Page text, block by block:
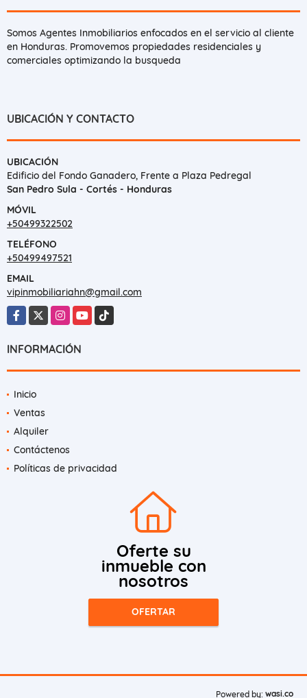
Somos Agentes Inmobiliarios enfocados en el servicio al cliente
en Honduras. Promovemos propiedades residenciales y
comerciales optimizando la busqueda
UBICACIÓN Y CONTACTO
UBICACIÓN
Edificio del Fondo Ganadero, Frente a Plaza Pedregal
San Pedro Sula - Cortés - Honduras
MÓVIL
+50499322502
TELÉFONO
+50499497521
EMAIL
vipinmobiliariahn@gmail.com
Facebook
X InstagramYouTubeTikTok
INFORMACIÓN
Inicio
Ventas
Alquiler
Contáctenos
Políticas de privacidad
Oferte su
inmueble con
nosotros
OFERTAR
Powered by: wasi.co